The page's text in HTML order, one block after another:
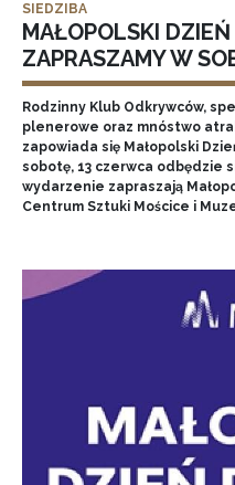
SIEDZIBA
MAŁOPOLSKI
ZAPRASZAMY W
Rodzinny Klub Odkrywców,
plenerowe oraz mnóstwo
zapowiada się Małopolski
sobotę, 13 czerwca odbędzie
wydarzenie zapraszają
Centrum Sztuki Mościce i